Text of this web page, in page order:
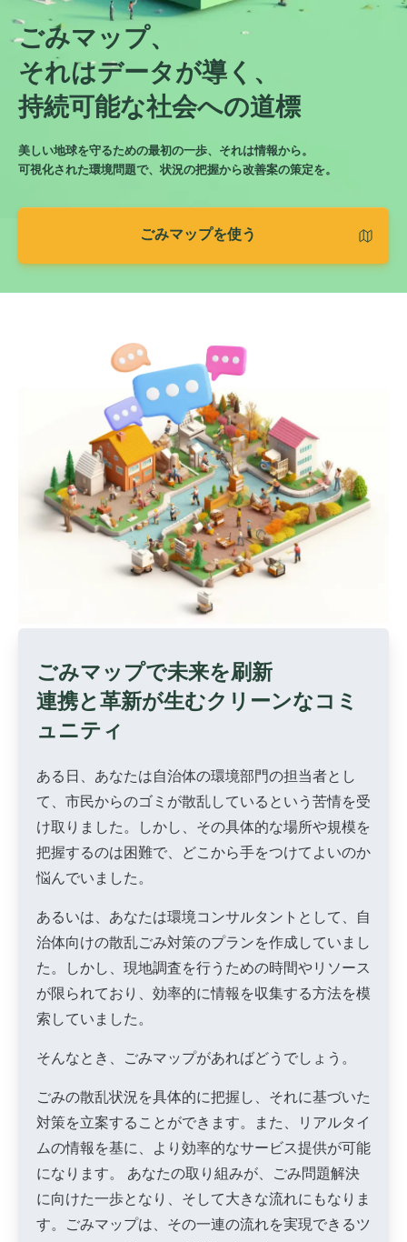
ごみマップ、
それはデータが導く、
持続可能な社会への道標
美しい地球を守るための最初の一歩、それは情報から。
可視化された環境問題で、状況の把握から改善案の策定を。
ごみマップを使う
ごみマップで未来を刷新
連携と革新が生むクリーンなコミ
ュニティ
ある日、あなたは自治体の環境部門の担当者とし
て、市民からのゴミが散乱しているという苦情を受
け取りました。しかし、その具体的な場所や規模を
把握するのは困難で、どこから手をつけてよいのか
悩んでいました。
あるいは、あなたは環境コンサルタントとして、自
治体向けの散乱ごみ対策のプランを作成していまし
た。しかし、現地調査を行うための時間やリソース
が限られており、効率的に情報を収集する方法を模
索していました。
そんなとき、ごみマップがあればどうでしょう。
ごみの散乱状況を具体的に把握し、それに基づいた
対策を立案することができます。また、リアルタイ
ムの情報を基に、より効率的なサービス提供が可能
になります。 あなたの取り組みが、ごみ問題解決
に向けた一歩となり、そして大きな流れにもなりま
す。ごみマップは、その一連の流れを実現できるツ